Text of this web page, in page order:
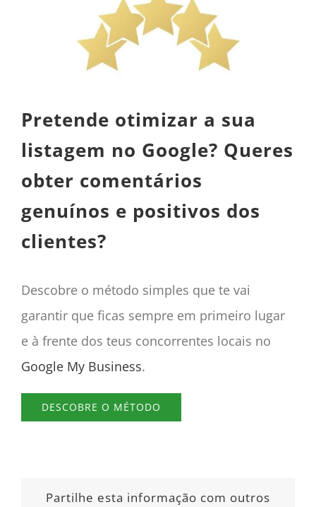
Pretende otimizar a sua
listagem no Google? Queres
obter comentários
genuínos e positivos dos
clientes?
Descobre o método simples que te vai
garantir que ficas sempre em primeiro lugar
e à frente dos teus concorrentes locais no
Google My Business.
DESCOBRE O MÉTODO
Partilhe esta informação com outros